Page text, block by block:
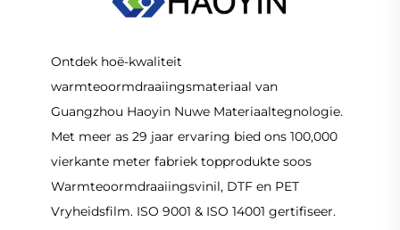
Ontdek hoë-kwaliteit
warmteoormdraaiingsmateriaal van
Guangzhou Haoyin Nuwe Materiaaltegnologie.
Met meer as 29 jaar ervaring bied ons 100,000
vierkante meter fabriek topprodukte soos
Warmteoormdraaiingsvinil, DTF en PET
Vryheidsfilm. ISO 9001 & ISO 14001 gertifiseer.